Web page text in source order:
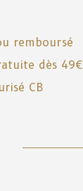
remboursé
dès 49€
CB